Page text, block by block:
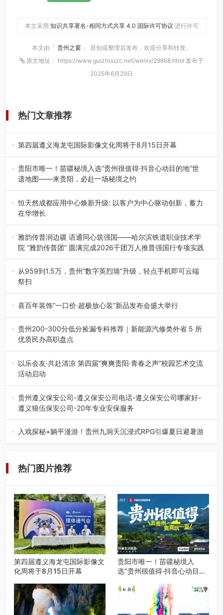
本文采用 知识共享署名-相同方式共享 4.0 国际许可协议 进行许可
本文由「 贵州之窗 」 原创或整理后发布，欢迎分享和转发。
原文地址： https://www.guizhouzc.net/wenlv/29868.html 发布于
2025年6月29日
热门文章推荐
第四届遵义海龙屯国际影像文化周将于8月15日开幕
8月7日，第四届遵义海龙屯国际影像文化周媒体通气会在世
界文化遗产地海龙屯核心景区…
贵阳市唯一！苗疆秘境入选“贵州很值得·抖音心动目的地”世
遗地图——来贵阳，必赴一场秘境之约
2026年7月21日，2026年“贵州很值得”暨抖音“心动目的
地”（贵州站）主题…
恒天然成都应用中心焕新升级: 以客户为中心驱动创新，蓄力
在华增长
融合全球研发实力与本土洞察，深化客户共创，赋能西南市
场创新发展 （7月27日，成…
雅韵传普润边疆 语通同心筑强国——哈尔滨铁道职业技术学
院 “雅韵传普团” 圆满完成2026千团万人推普强国行专项实践
为扎实推进2026“千团万人推普强国行”大学生暑期社会实
践，牢牢紧扣 “雅韵传普…
从959到1.5万，贵州“数字英烈墙”升级，轻点手机即可云端
祭扫
八一建军节到来之际，由贵州省退役军人事务厅指导，贵阳
市退役军人事务局联合贵州广电…
喜百年装饰“一口价·超极放心装”新品发布会盛大举行
2026年7月31日，喜百年装饰“一口价·超极放心装”新品发布
会在贵阳隆重举行。…
贵州200-300分低分捡漏专科推荐｜新能源汽修类外省 5 所
优质民办高职盘点
在贵州省高考志愿填报体系中，200至300分数段考生可选择
的省内工科、新能源汽车…
以乐会友·共赴清凉 第四届“爽爽贵阳·青春之声”校园艺术交流
活动启动
七月的贵阳，清风送爽，第四届“爽爽贵阳·青春之声”校园管
弦乐（合唱）艺术交流活动…
贵州遵义保安公司-遵义保安公司电话-遵义保安公司哪家好-
遵义狼伍保安公司-20年专业安保服务
在遵义，不管是企业园区运营、小区物业管理、建筑工地施
工、商业商场经营，还是举办各…
入戏探秘+躺平漫游！贵州九洞天沉浸式RPG引爆夏日避暑游
热门图片推荐
第四届遵义海龙屯国际影像文
化周将于8月15日开幕
贵阳市唯一！苗疆秘境入
选“贵州很值得·抖音心动目的
赴一场秘境之约